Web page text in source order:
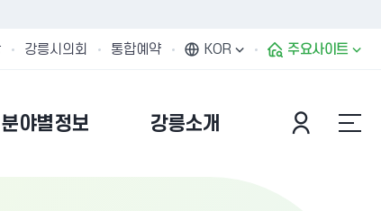
강릉시의회 통합예약 KOR 주요사이트
분야별정보 강릉소개